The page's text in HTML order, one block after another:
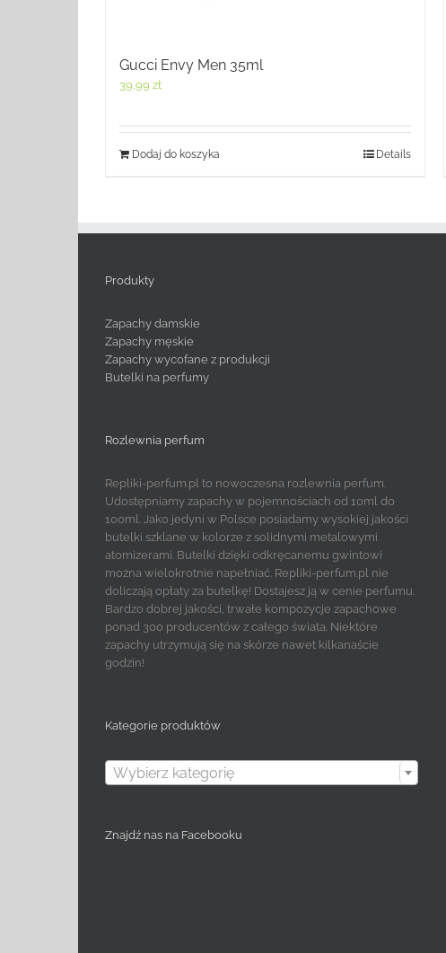
Gucci Envy Men 35ml
39,99 zł
Dodaj do koszyka Details
Produkty
Zapachy damskie
Zapachy męskie
Zapachy wycofane z produkcji
Butelki na perfumy
Rozlewnia perfum
Repliki-perfum.pl to nowoczesna rozlewnia perfum.
Udostępniamy zapachy w pojemnościach od 10ml do
100ml. Jako jedyni w Polsce posiadamy wysokiej jakości
butelki szklane w kolorze z solidnymi metalowymi
atomizerami. Butelki dzięki odkręcanemu gwintowi
można wielokrotnie napełniać. Repliki-perfum.pl nie
doliczają opłaty za butelkę! Dostajesz ją w cenie perfumu.
Bardzo dobrej jakości, trwałe kompozycje zapachowe
ponad 300 producentów z całego świata. Niektóre
zapachy utrzymują się na skórze nawet kilkanaście
godzin!
Kategorie produktów
Wybierz kategorię
Znajdź nas na Facebooku